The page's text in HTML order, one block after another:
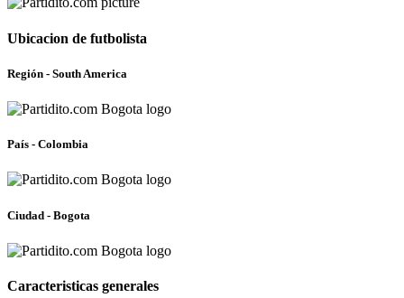
Ubicacion de futbolista
Región - South America
País - Colombia
Ciudad - Bogota
Caracteristicas generales